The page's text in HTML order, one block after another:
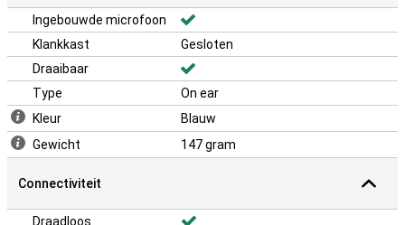
Ingebouwde microfoon
Klankkast
Gesloten
Draaibaar
Type
On ear
Kleur
Blauw
Gewicht
147 gram
Connectiviteit
Draadloos